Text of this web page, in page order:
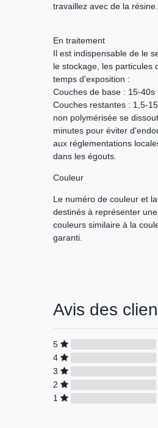
travaillez avec de la résine.
En traitement
Il est indispensable de le
le stockage, les particules
temps d'exposition :
Couches de base : 15-40s
Couches restantes : 1,5-
non polymérisée se
minutes pour éviter
aux réglementations
dans les égouts.
Couleur
Le numéro de couleur et
destinés à représenter
couleurs similaire à la
garanti.
Avis des
5
4
3
2
1